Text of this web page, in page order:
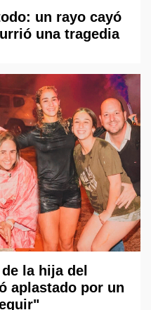
un rayo cayó
una tragedia
la hija del
aplastado por un